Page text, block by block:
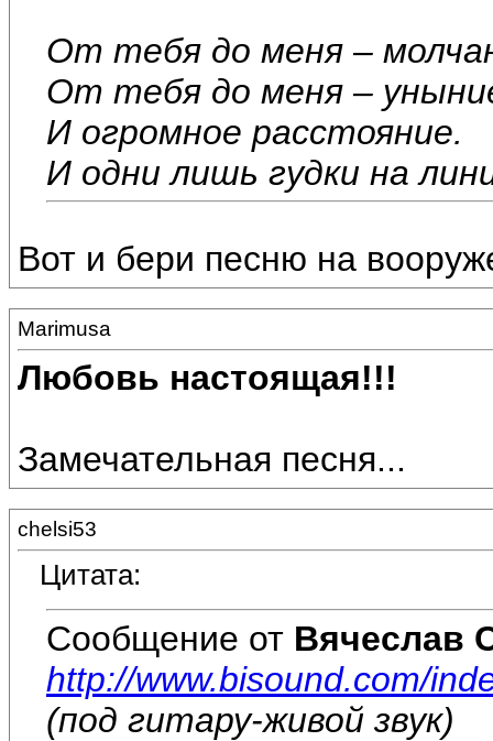
От тебя до меня –
От тебя до меня –
И огромное расстояние.
И одни лишь гудки на
Вот и бери песню на
Marimusa
Любовь настоящая!!!
Замечательная песня...
chelsi53
Цитата:
Сообщение от Вячеслав
http://www.bisound.com/
(под гитару-живой звук)